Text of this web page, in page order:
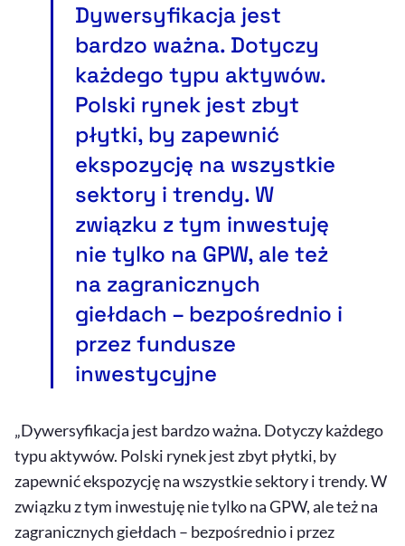
Dywersyfikacja jest
bardzo ważna. Dotyczy
każdego typu aktywów.
Polski rynek jest zbyt
płytki, by zapewnić
ekspozycję na wszystkie
sektory i trendy. W
związku z tym inwestuję
nie tylko na GPW, ale też
na zagranicznych
giełdach – bezpośrednio i
przez fundusze
inwestycyjne
„Dywersyfikacja jest bardzo ważna. Dotyczy każdego
typu aktywów. Polski rynek jest zbyt płytki, by
zapewnić ekspozycję na wszystkie sektory i trendy. W
związku z tym inwestuję nie tylko na GPW, ale też na
zagranicznych giełdach – bezpośrednio i przez